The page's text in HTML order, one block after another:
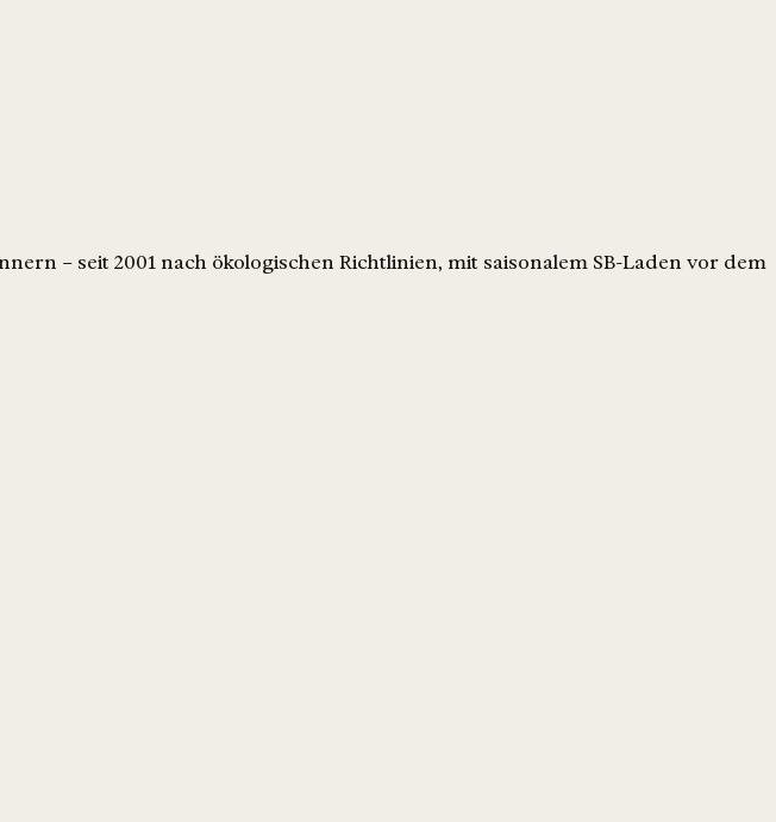
– seit 2001 nach ökologischen Richtlinien, mit saisonalem SB-Laden vor dem